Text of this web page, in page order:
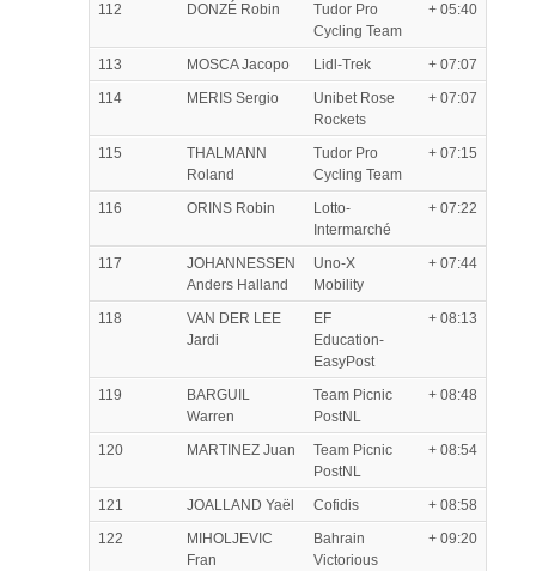
112 DONZÉ Robin
Tudor Pro
Cycling Team
+ 05:40
113 MOSCA Jacopo Lidl-Trek
+ 07:07
114
MERIS Sergio
Unibet Rose
Rockets
+ 07:07
115
THALMANN
Roland
Tudor Pro
Cycling Team
+ 07:15
116 ORINS Robin
Lotto-
Intermarché
+ 07:22
117
JOHANNESSEN
Anders Halland
Uno-X
Mobility
+ 07:44
118
VAN DER LEE
Jardi
EF
Education-
EasyPost
+ 08:13
119
BARGUIL
Warren
Team Picnic
PostNL
+ 08:48
120 MARTINEZ Juan
Team Picnic
PostNL
+ 08:54
121 JOALLAND Yaël Cofidis
+ 08:58
122
MIHOLJEVIC
Fran
Bahrain
Victorious
+ 09:20